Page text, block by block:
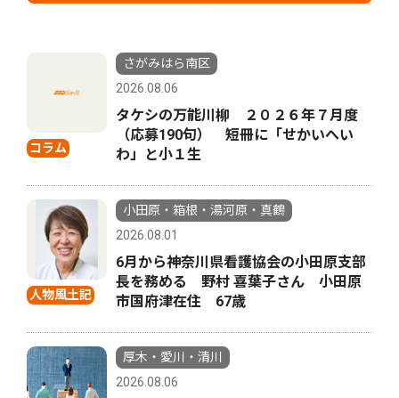
コラム
さがみはら南区
2026.08.06
タケシの万能川柳 ２０２６年７月度
（応募190句） 短冊に「せかいへい
わ」と小１生
人物風土記
小田原・箱根・湯河原・真鶴
2026.08.01
6月から神奈川県看護協会の小田原支部
長を務める 野村 喜葉子さん 小田原
市国府津在住 67歳
厚木・愛川・清川
2026.08.06